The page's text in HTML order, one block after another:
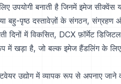
उपयोगी बनाती है जिनमें इमेज सीक्वेंस
बहु-पृष्ठ दस्तावेज़ों के संगठन, संग्रहण
में विकसित, DCX फ़ॉर्मेट
में खड़ा है, जो बल्क इमेज हैंडलिंग के लिए
उद्योग में व्यापक रूप से अपनाए